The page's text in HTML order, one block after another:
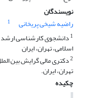
نویسندگان
راضیه شیخی پریخانی
1
1 دانشجوی کارشناسی ارشد
اسلامی، تهران، ایران
2دکتری مالی گرایش بین
تهران، ایران.
چکیده